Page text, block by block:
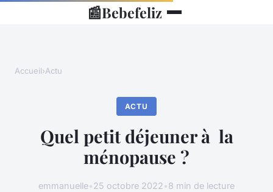
📰Bebefeliz
Accueil›Actu
ACTU
Quel petit déjeuner à la
ménopause ?
emmanuelle•25 octobre 2022•8 min de lecture